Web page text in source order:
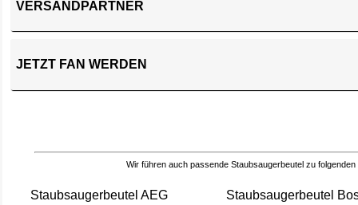
VERSANDPARTNER
JETZT FAN WERDEN
Wir führen auch passende Staubsaugerbeutel zu folgenden
Staubsaugerbeutel AEG
Staubsaugerbeutel